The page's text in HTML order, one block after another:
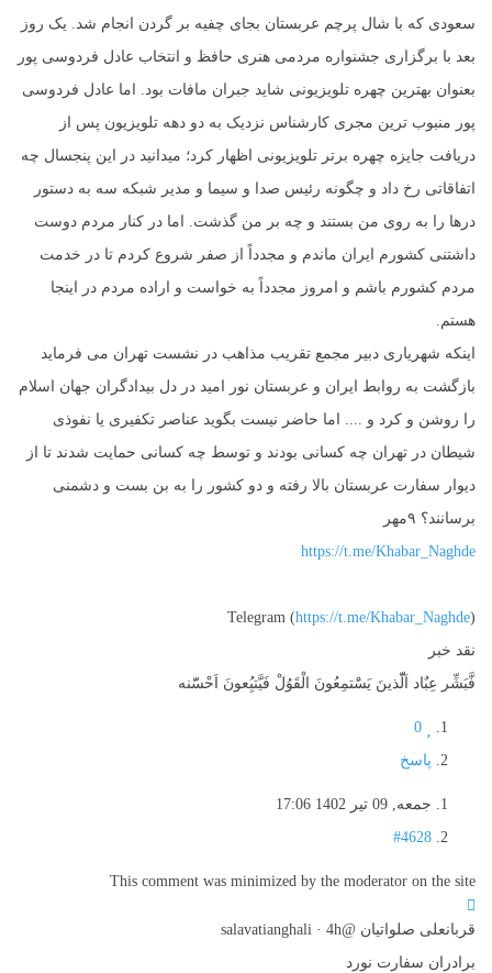
سعودی که با شال پرچم عربستان بجای چفیه بر گردن انجام شد. یک روز
بعد با برگزاری جشنواره مردمی هنری حافظ و انتخاب عادل فردوسی پور
بعنوان بهترین چهره تلویزیونی شاید جبران مافات بود. اما عادل فردوسی
پور منبوب ترین مجری کارشناس نزدیک به دو دهه تلویزیون پس از
دریافت جایزه چهره برتر تلویزیونی اظهار کرد؛ میدانید در این پنجسال چه
اتفاقاتی رخ داد و چگونه رئیس صدا و سیما و مدیر شبکه سه به دستور
درها را به روی من بستند و چه بر من گذشت. اما در کنار مردم دوست
داشتنی کشورم ایران ماندم و مجدداً از صفر شروع کردم تا در خدمت
مردم کشورم باشم و امروز مجدداً به خواست و اراده مردم در اینجا
هستم.
اینکه شهریاری دبیر مجمع تقریب مذاهب در نشست تهران می فرماید
بازگشت به روابط ایران و عربستان نور امید در دل بیدادگران جهان اسلام
را روشن و کرد و .... اما حاضر نیست بگوید عناصر تکفیری یا نفوذی
شیطان در تهران چه کسانی بودند و توسط چه کسانی حمایت شدند تا از
دیوار سفارت عربستان بالا رفته و دو کشور را به بن بست و دشمنی
برسانند؟ ۹مهر
https://t.me/Khabar_Naghde
Telegram (https://t.me/Khabar_Naghde)
نقد خبر
فَّبَشِّر عِبٌاد اَلّّذينَ يَسَْتمِعُونَ الْقَوُلْ فَيَّتبُِعونَ اَحْسّّنه
0
پاسخ
جمعه, 09 تیر 1402 17:06
#4628
This comment was minimized by the moderator on the site
قربانعلی صلواتیان @salavatianghali · 4h
برادران سفارت نورد